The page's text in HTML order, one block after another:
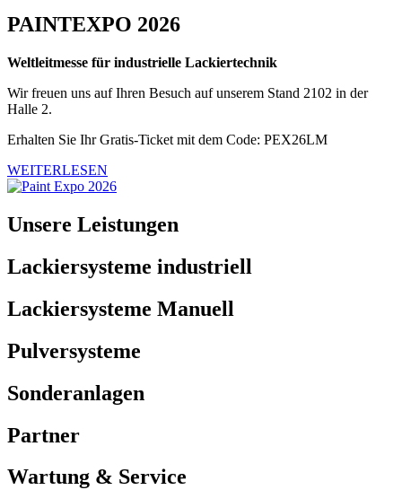
PAINTEXPO 2026
Weltleitmesse für industrielle Lackiertechnik
Wir freuen uns auf Ihren Besuch auf unserem Stand 2102 in der
Halle 2.
Erhalten Sie Ihr Gratis-Ticket mit dem Code: PEX26LM
WEITERLESEN
Unsere Leistungen
Lackiersysteme industriell
Lackiersysteme Manuell
Pulversysteme
Sonderanlagen
Partner
Wartung & Service